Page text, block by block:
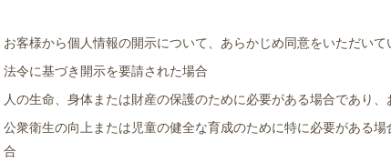
お客様から個人情報の開示について、あらかじめ同意をいただいて
法令に基づき開示を要請された場合
人の生命、身体または財産の保護のために必要がある場合であり
公衆衛生の向上または児童の健全な育成のために特に必要がある
合